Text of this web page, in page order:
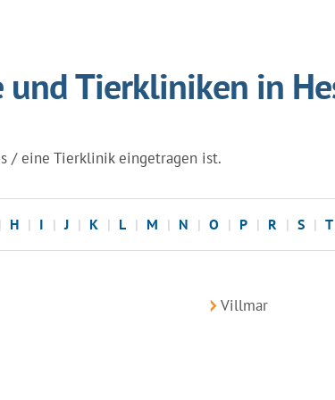
und Tierkliniken in
/ eine Tierklinik eingetragen ist.
H I J K L M N O P R S T
Villmar